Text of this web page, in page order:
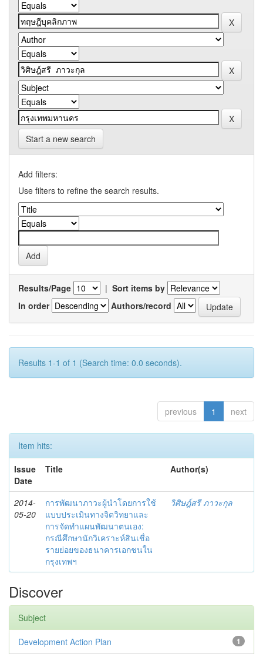
Start a new search
Add filters:
Use filters to refine the search results.
Results/Page | Sort items by
In order
Authors/record
Results 1-1 of 1 (Search time: 0.0 seconds).
previous 1 next
Item hits:
Issue
Date
Title Author(s)
2014-
05-20
การพัฒนาภาวะผู้นำโดยการใช้
แบบประเมินทางจิตวิทยาและ
การจัดทำแผนพัฒนาตนเอง:
กรณีศึกษานักวิเคราะห์สินเชื่อ
รายย่อยของธนาคารเอกชนใน
กรุงเทพฯ
วิศิษฎ์สรี ภาวะกุล
Discover
Subject
1
Development Action Plan